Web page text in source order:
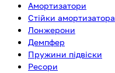
Амортизатори
Стійки амортизатора
Лонжерони
Демпфер
Пружини підвіски
Ресори